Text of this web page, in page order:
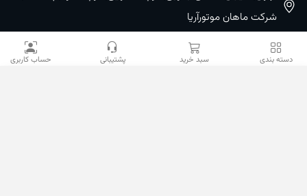
دسته بندی سبد خرید پشتیبانی حساب کاربری
شرکت ماهان موتورآریا
09100533887 / 02133933400